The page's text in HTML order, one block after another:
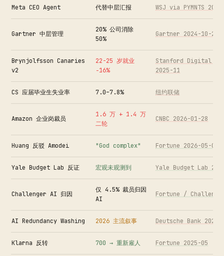
Meta CEO Agent 代替中层汇报 WSJ via PYMNTS
Gartner 中层管理
20% 公司消除
50%
Gartner 2024-10-22
Brynjolfsson Canaries
v2
22-25 岁就业
−16%
Stanford Digital
2025-11
CS 应届毕业生失业率 7.0–7.8% 纽约联储
Amazon 企业岗裁员
1.6 万 + 1.4 万
二轮
CNBC 2026-01-28
Huang 反驳 Amodei "God complex" Fortune 2026-05-02
Yale Budget Lab 反证 宏观未观测到 Yale Budget Lab
Challenger AI 归因
仅 4.5% 裁员归因
AI
Fortune /
AI Redundancy Washing 2026 主流叙事 Deutsche Bank 2026-
Klarna 反转 700 → 重新雇人 Fortune 2025-05